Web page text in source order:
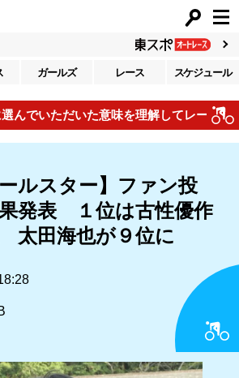
ガールズ レース スケジュール
いただいた意味を理解してレースで自己
ールスター】ファン投
発表 １位は古性優作
太田海也が９位に